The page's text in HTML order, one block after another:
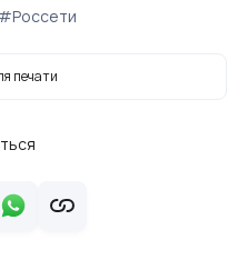
#Россети
печати